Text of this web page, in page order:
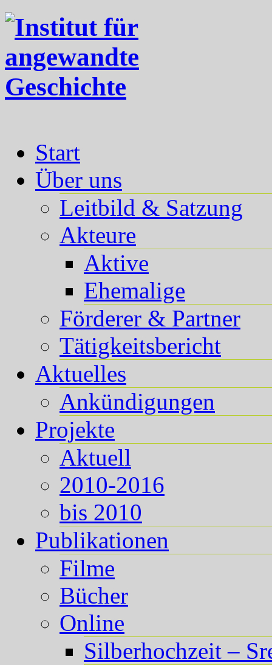
Start
Über uns
Leitbild & Satzung
Akteure
Aktive
Ehemalige
Förderer & Partner
Tätigkeitsbericht
Aktuelles
Ankündigungen
Projekte
Aktuell
2010-2016
bis 2010
Publikationen
Filme
Bücher
Online
Silberhochzeit –